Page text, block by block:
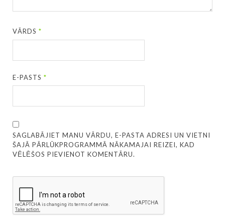
VĀRDS*
E-PASTS*
SAGLABĀJIET MANU VĀRDU, E-PASTA ADRESI UN VIETNI
ŠAJĀ PĀRLŪKPROGRAMMĀ NĀKAMAJAI REIZEI, KAD
VĒLĒŠOS PIEVIENOT KOMENTĀRU.